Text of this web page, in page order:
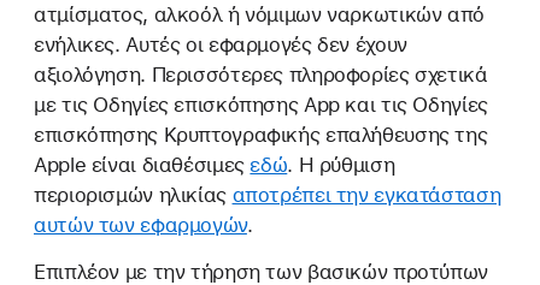
ατμίσματος, αλκοόλ ή νόμιμων ναρκωτικών από
ενήλικες. Αυτές οι εφαρμογές δεν έχουν
αξιολόγηση. Περισσότερες πληροφορίες σχετικά
με τις Οδηγίες επισκόπησης App και τις Οδηγίες
επισκόπησης Κρυπτογραφικής επαλήθευσης της
Apple είναι διαθέσιμες εδώ. Η ρύθμιση
περιορισμών ηλικίας αποτρέπει την εγκατάσταση
αυτών των εφαρμογών.
Επιπλέον με την τήρηση των βασικών προτύπων